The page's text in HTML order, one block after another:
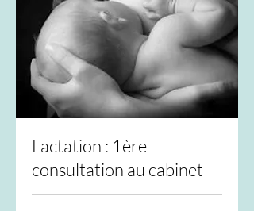
Lactation : 1ère
consultation au cabinet